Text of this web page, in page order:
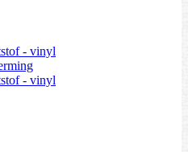
- vinyl
- vinyl